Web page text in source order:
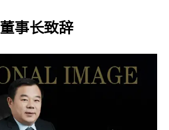
董事长致辞